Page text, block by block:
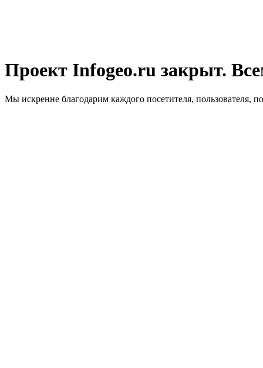
Проект Infogeo.ru закрыт.
Мы искренне благодарим каждого посетителя, пользователя,